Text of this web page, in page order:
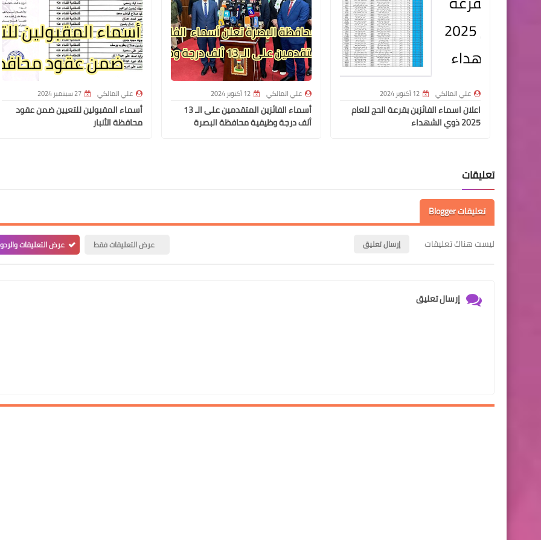
علي المالكي 12 أكتوبر 2024
اعلان اسماء الفائزين بقرعة الحج للعام
2025 ذوي الشهداء
علي المالكي 12 أكتوبر 2024
أسماء الفائزين المتقدمين على الـ 13
ألف درجة وظيفية محافظة البصرة
علي المالكي 27 سبتمبر 2024
أسماء المقبولين للتعيين ضمن عقود
محافظة الأنبار
تعليقات
تعليقات Blogger
ليست هناك تعليقات إرسال تعليق عرض التعليقات فقط عرض التعليقات
إرسال تعليق
علي المالكي
16 فبراير 2022